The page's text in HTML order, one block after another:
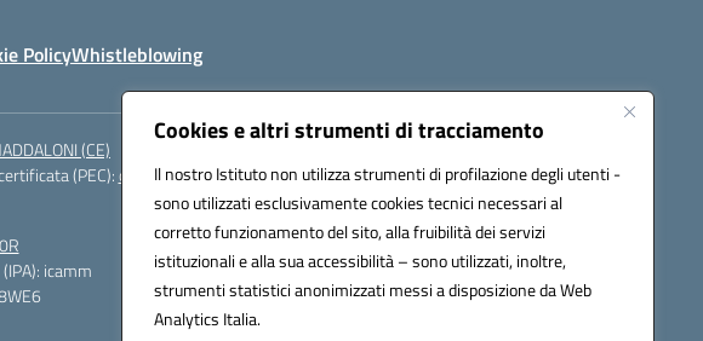
Cookies e altri strumenti di tracciamento
Il nostro Istituto non utilizza strumenti di profilazione degli utenti -
sono utilizzati esclusivamente cookies tecnici necessari al
corretto funzionamento del sito, alla fruibilità dei servizi
istituzionali e alla sua accessibilità – sono utilizzati, inoltre,
strumenti statistici anonimizzati messi a disposizione da Web
Analytics Italia.
PolicyWhistleblowing
(CE)
(PEC):ceic8av00r@pec.istruzione.it
icamm